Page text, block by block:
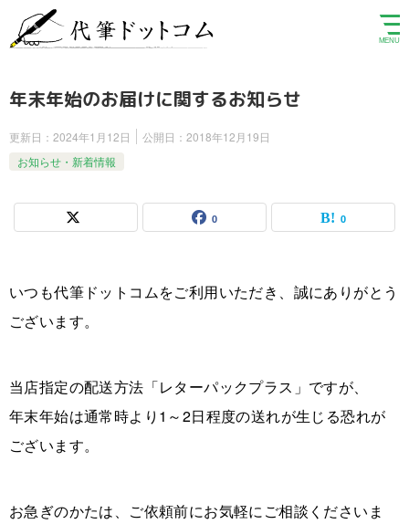
年末年始のお届けに関するお知らせ
更新日： 2024年1月12日 公開日： 2018年12月19日
お知らせ・新着情報
0 0
いつも代筆ドットコムをご利用いただき、誠にありがとう
ございます。
当店指定の配送方法「レターパックプラス」ですが、
年末年始は通常時より1～2日程度の送れが生じる恐れが
ございます。
お急ぎのかたは、ご依頼前にお気軽にご相談くださいま